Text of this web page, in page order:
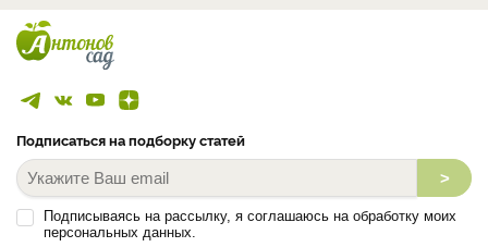
Подписаться на подборку статей
>
Подписываясь на рассылку, я соглашаюсь на обработку моих
персональных данных.